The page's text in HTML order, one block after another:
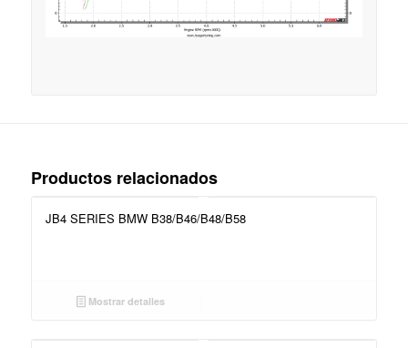
Productos relacionados
JB4 SERIES BMW B38/B46/B48/B58
Mostrar detalles